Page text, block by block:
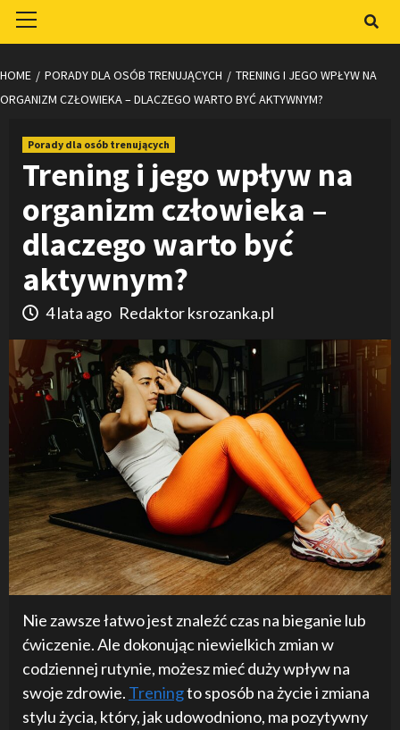
Menu
HOME PORADY DLA OSÓB TRENUJĄCYCH
TRENING I JEGO WPŁYW NA
ORGANIZM CZŁOWIEKA – DLACZEGO WARTO BYĆ AKTYWNYM?
Porady dla osób trenujących
Trening i jego wpływ na
organizm człowieka –
dlaczego warto być
aktywnym?
4 lata ago Redaktor ksrozanka.pl
Nie zawsze łatwo jest znaleźć czas na bieganie lub
ćwiczenie. Ale dokonując niewielkich zmian w
codziennej rutynie, możesz mieć duży wpływ na
swoje zdrowie. Treningto sposób na życie i zmiana
stylu życia, który, jak udowodniono, ma pozytywny